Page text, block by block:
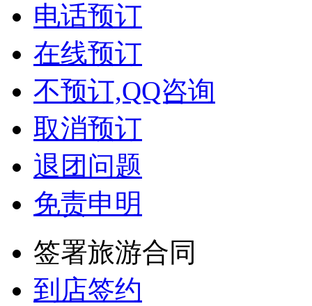
电话预订
在线预订
不预订,QQ咨询
取消预订
退团问题
免责申明
签署旅游合同
到店签约